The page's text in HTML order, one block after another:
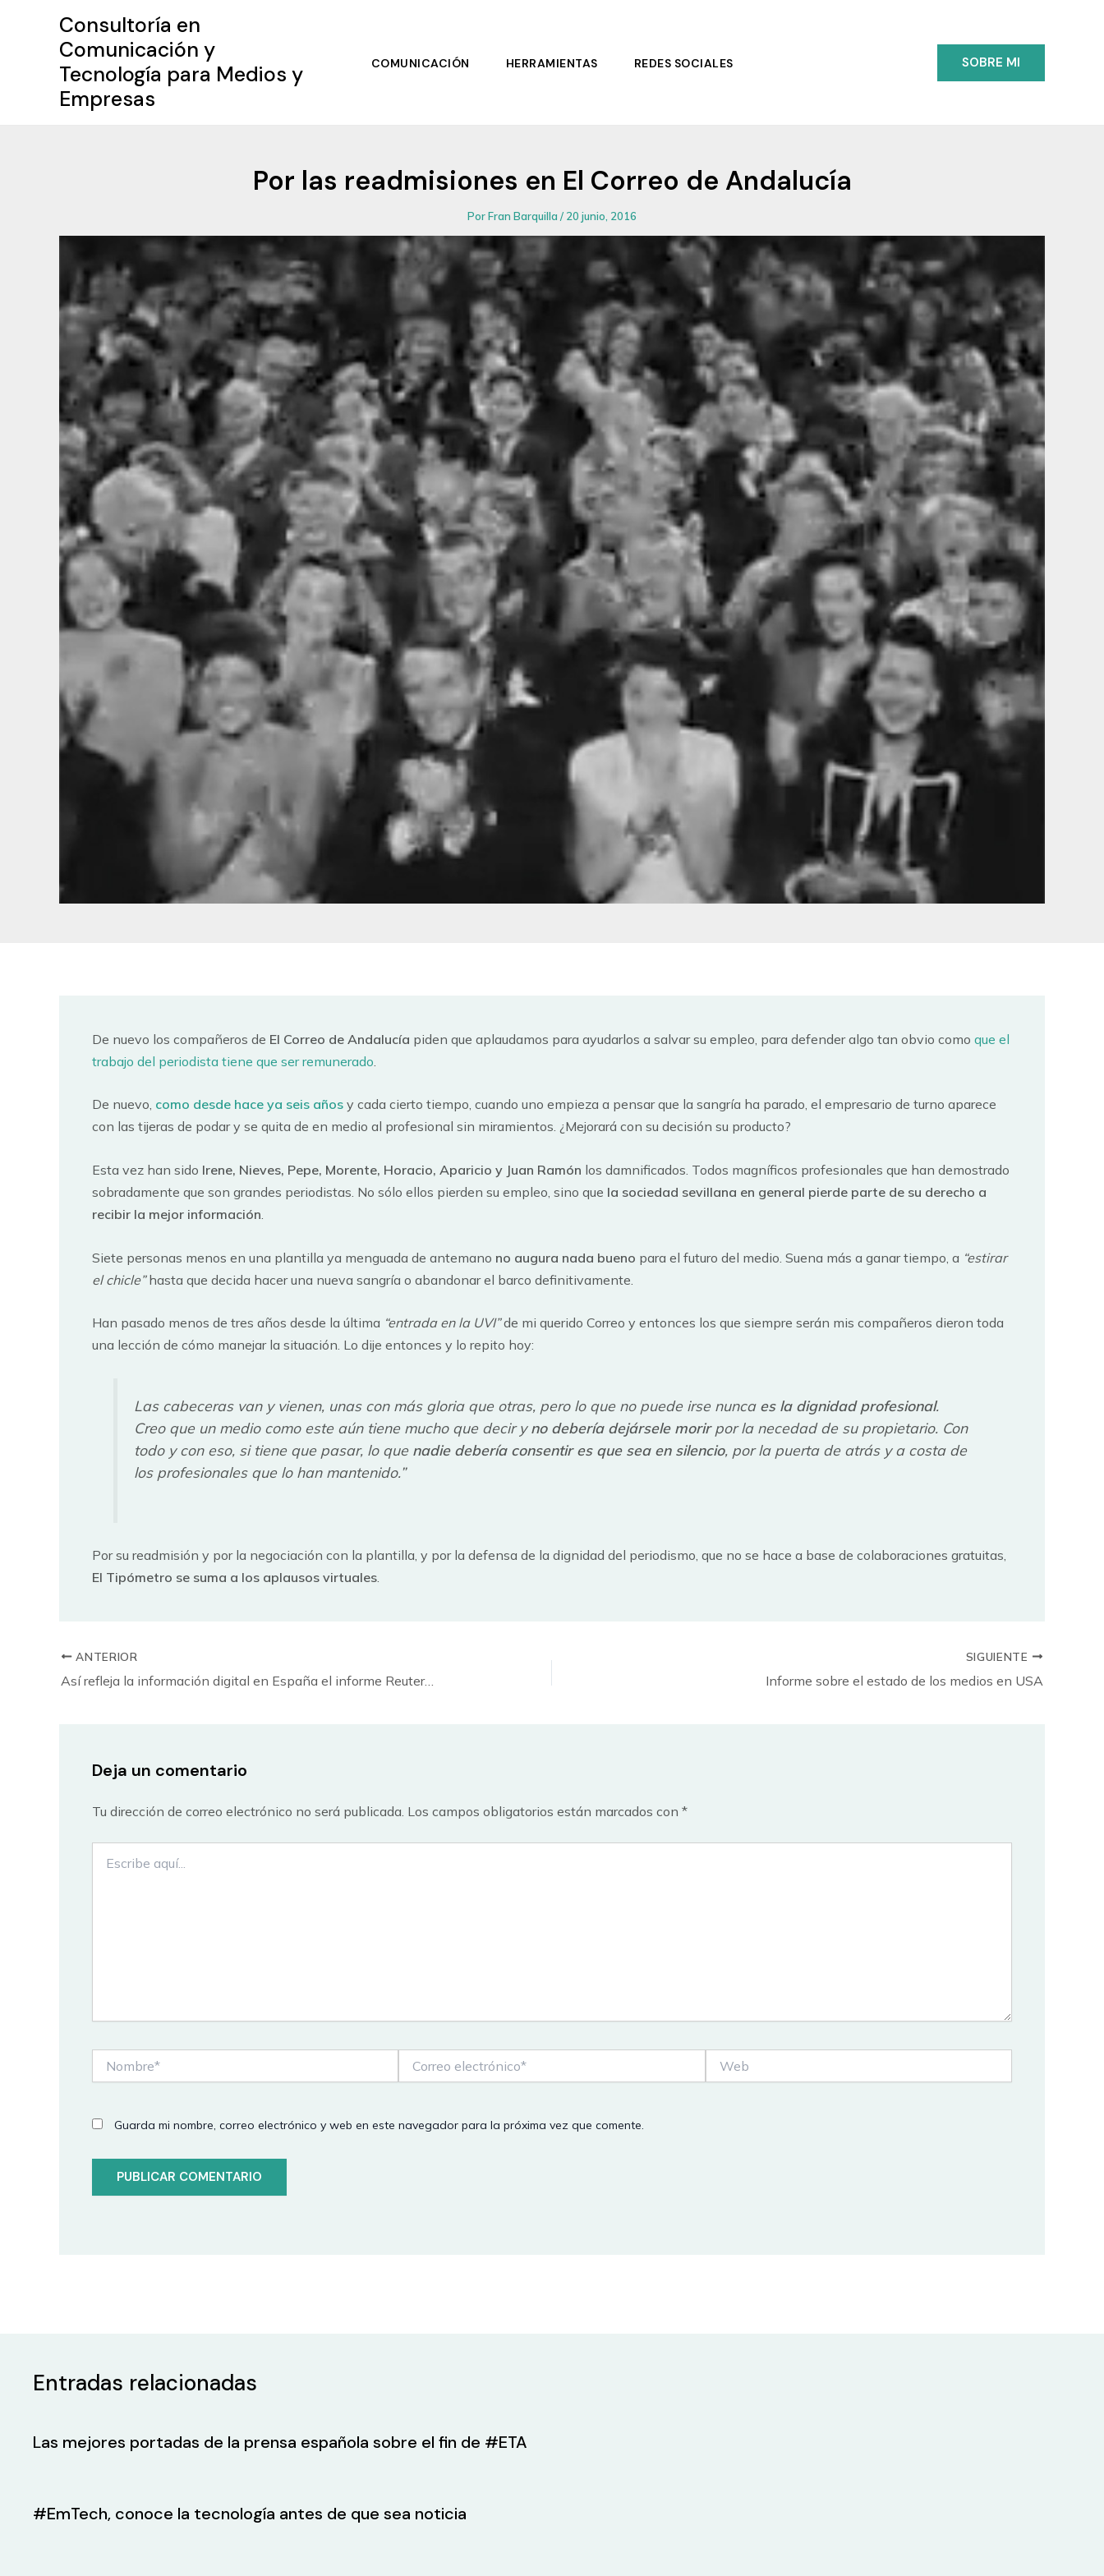
Consultoría en
Comunicación y
Tecnología para Medios y
Empresas
COMUNICACIÓN HERRAMIENTAS REDES SOCIALES SOBRE MI
Por las readmisiones en El Correo de Andalucía
PorFran Barquilla/ 20 junio, 2016
De nuevo los compañeros de El Correo de Andalucía piden que aplaudamos para ayudarlos a salvar su empleo, para defender algo tan obvio como que el
trabajo del periodista tiene que ser remunerado
De nuevo, como desde hace ya seis años y cada cierto tiempo, cuando uno empieza a pensar que la sangría ha parado, el empresario de turno aparece
con las tijeras de podar y se quita de en medio al profesional sin miramientos. ¿Mejorará con su decisión su producto?
Esta vez han sido Irene, Nieves, Pepe, Morente, Horacio, Aparicio y Juan Ramón los damnificados. Todos magníficos profesionales que han demostrado
sobradamente que son grandes periodistas. No sólo ellos pierden su empleo, sino que la sociedad sevillana en general pierde parte de su derecho a
recibir la mejor información
Siete personas menos en una plantilla ya menguada de antemano no augura nada bueno para el futuro del medio. Suena más a ganar tiempo, a “estirar
el chicle”hasta que decida hacer una nueva sangría o abandonar el barco definitivamente.
Han pasado menos de tres años desde la última “entrada en la UVI”de mi querido Correo y entonces los que siempre serán mis compañeros dieron toda
una lección de cómo manejar la situación. Lo dije entonces y lo repito hoy:
Las cabeceras van y vienen, unas con más gloria que otras, pero lo que no puede irse nunca es la dignidad profesional.
Creo que un medio como este aún tiene mucho que decir yno debería dejársele morirpor la necedad de su propietario. Con
todo y con eso, si tiene que pasar, lo que nadie debería consentir es que sea en silencio, por la puerta de atrás y a costa de
los profesionales que lo han mantenido.”
Por su readmisión y por la negociación con la plantilla, y por la defensa de la dignidad del periodismo, que no se hace a base de colaboraciones gratuitas,
El Tipómetro se suma a los aplausos virtuales.
ANTERIOR
Así refleja la información digital en España el informe Reuters 2016
SIGUIENTE
Informe sobre el estado de los medios en USA
Deja un comentario
Tu dirección de correo electrónico no será publicada. Los campos obligatorios están marcados con *
aquí...
electrónico*
Guarda mi nombre, correo electrónico y web en este navegador para la próxima vez que comente.
Entradas relacionadas
Las mejores portadas de la prensa española sobre el fin de #ETA
#EmTech, conoce la tecnología antes de que sea noticia